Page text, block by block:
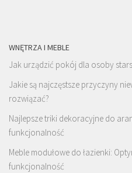
WNĘTRZA I MEBLE
Jak urządzić pokój dla osoby
Jakie są najczęstsze przyczyny
rozwiązać?
Najlepsze triki dekoracyjne do
funkcjonalność
Meble modułowe do łazienki:
funkcjonalność